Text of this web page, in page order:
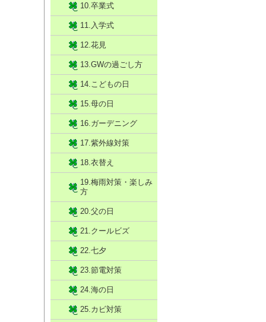
10.卒業式
11.入学式
12.花見
13.GWの過ごし方
14.こどもの日
15.母の日
16.ガーデニング
17.紫外線対策
18.衣替え
19.梅雨対策・楽しみ
方
20.父の日
21.クールビズ
22.七夕
23.節電対策
24.海の日
25.カビ対策